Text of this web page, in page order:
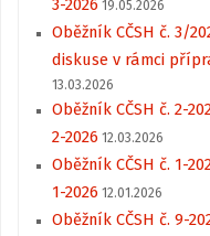
3-2026 19.05.2026
Oběžník CČSH č. 3/
diskuse v rámci
13.03.2026
Oběžník CČSH č. 2-
2-2026 12.03.2026
Oběžník CČSH č. 1-
1-2026 12.01.2026
Oběžník CČSH č. 9-